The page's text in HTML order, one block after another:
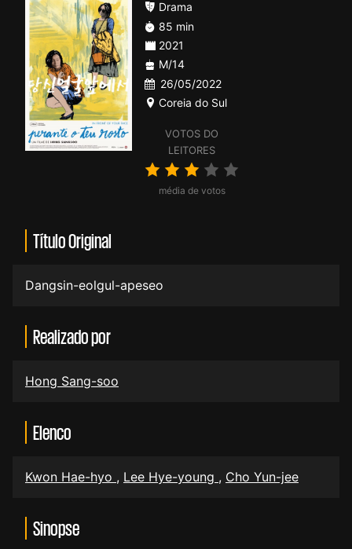
VOTOS DO
LEITORES
média de votos
Drama
85 min
2021
M/14
26/05/2022
Coreia do Sul
Título Original
Dangsin-eolgul-apeseo
Realizado por
Hong Sang-soo
Elenco
Kwon Hae-hyo , Lee Hye-young , Cho Yun-jee
Sinopse